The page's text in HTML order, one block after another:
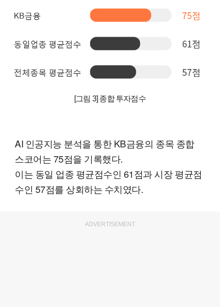
[그림 3] 종합 투자점수
AI 인공지능 분석을 통한 KB금융의 종목 종합
스코어는 75점을 기록했다.
이는 동일 업종 평균점수인 61점과 시장 평균점
수인 57점를 상회하는 수치였다.
ADVERTISEMENT